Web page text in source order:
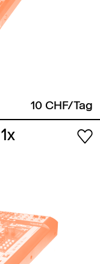
10 CHF/Tag
| 1x